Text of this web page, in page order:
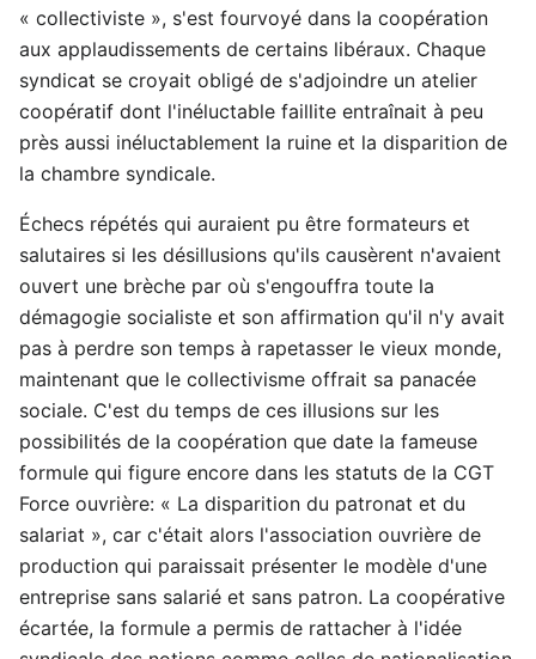
« collectiviste », s'est fourvoyé dans la coopération
aux applaudissements de certains libéraux. Chaque
syndicat se croyait obligé de s'adjoindre un atelier
coopératif dont l'inéluctable faillite entraînait à peu
près aussi inéluctablement la ruine et la disparition de
la chambre syndicale.
Échecs répétés qui auraient pu être formateurs et
salutaires si les désillusions qu'ils causèrent n'avaient
ouvert une brèche par où s'engouffra toute la
démagogie socialiste et son affirmation qu'il n'y avait
pas à perdre son temps à rapetasser le vieux monde,
maintenant que le collectivisme offrait sa panacée
sociale. C'est du temps de ces illusions sur les
possibilités de la coopération que date la fameuse
formule qui figure encore dans les statuts de la CGT
Force ouvrière: « La disparition du patronat et du
salariat », car c'était alors l'association ouvrière de
production qui paraissait présenter le modèle d'une
entreprise sans salarié et sans patron. La coopérative
écartée, la formule a permis de rattacher à l'idée